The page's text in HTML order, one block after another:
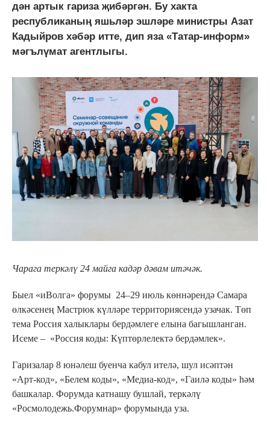
дән артык гариза җибәргән. Бу хакта
республиканың яшьләр эшләре министры Азат
Кадыйров хәбәр итте, дип яза «Татар-информ»
мәгълүмат агентлыгы.
Чарага теркәлү 24 майга кадәр дәвам итәчәк.
Быел «иВолга» форумы 24–29 июль көннәрендә Самара
өлкәсенең Мастрюк күлләре территориясендә узачак. Төп
тема Россия халыклары бердәмлеге елына багышланган.
Исеме – «Россия коды: Күптөрлелектә бердәмлек».
Гаризалар 8 юнәлеш буенча кабул ителә, шул исәптән
«Арт-код», «Белем коды», «Медиа-код», «Гаилә коды» һәм
башкалар. Форумда катнашу бушлай, теркәлү
«Росмолодежь.Форумнар» форумында уза.